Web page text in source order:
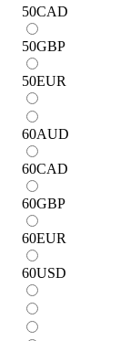
50CAD
50GBP
50EUR
60AUD
60CAD
60GBP
60EUR
60USD